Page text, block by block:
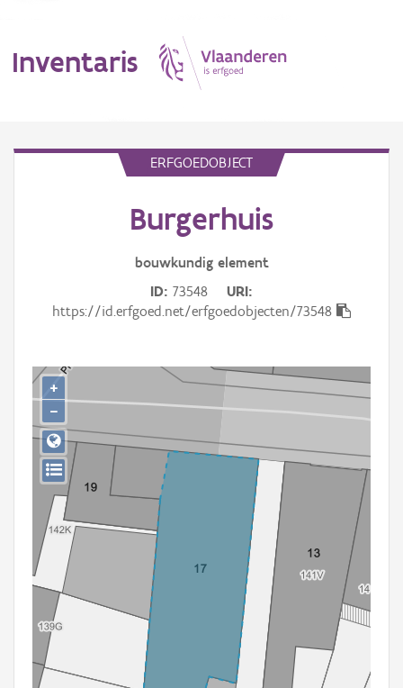
Inventaris
Gebeurtenis
Persoon of collectief
Downloads
Hergebruik
Aanmelden
ERFGOEDOBJECT
Burgerhuis
bouwkundig element
ID 73548
URI
https://id.erfgoed.net/erfgoedobjecten/73548
+
−